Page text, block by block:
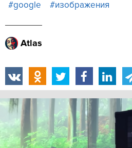
#google #изображения
Atlas